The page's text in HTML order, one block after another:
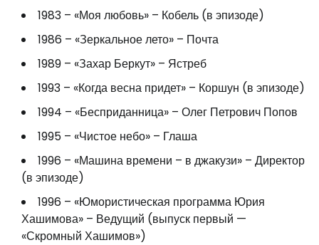
1983 – «Моя любовь» – Кобель (в эпизоде)
1986 – «Зеркальное лето» – Почта
1989 – «Захар Беркут» – Ястреб
1993 – «Когда весна придет» – Коршун (в эпизоде)
1994 – «Бесприданница» – Олег Петрович Попов
1995 – «Чистое небо» – Глаша
1996 – «Машина времени – в джакузи» – Директор
(в эпизоде)
1996 – «Юмористическая программа Юрия
Хашимова» – Ведущий (выпуск первый —
«Скромный Хашимов»)